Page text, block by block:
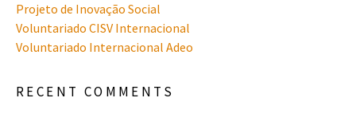
Projeto de Inovação Social
Voluntariado CISV Internacional
Voluntariado Internacional Adeo
RECENT COMMENTS